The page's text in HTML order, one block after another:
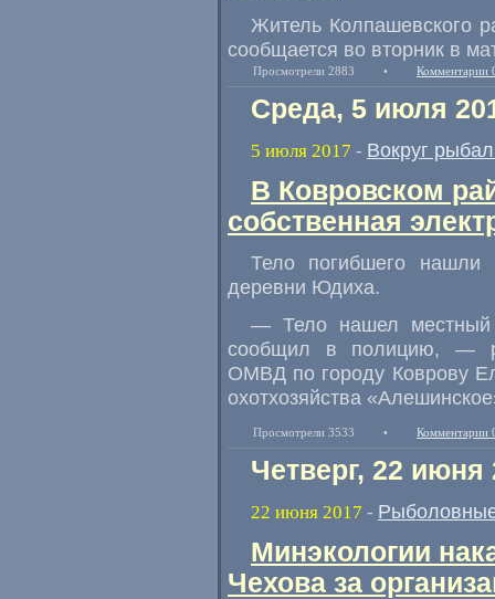
Житель Колпашевского
сообщается во вторник в
Просмотрели 2883 • Комментарии
Среда, 5 июля
5 июля 2017 - Вокруг
В Ковровском
собственная
Тело погибшего
деревни Юдиха.
— Тело нашел местный
сообщил в полицию, —
ОМВД по городу Коврову
охотхозяйства «
Просмотрели 3533 • Комментарии
Четверг, 22 июня
22 июня 2017 -
Минэкологии
Чехова за